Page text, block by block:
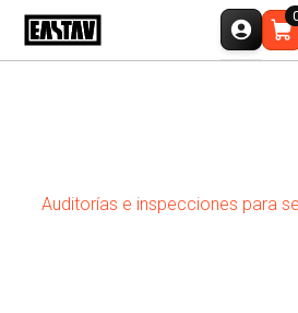
Auditorías e inspecciones para